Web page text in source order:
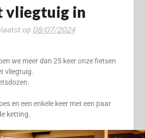
vliegtuig in
op 08/07/2024
we meer dan 25 keer onze fietsen
vliegtuig.
en een enkele keer met een paar
ketting.